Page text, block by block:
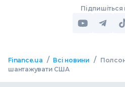
Підпишіться
Finance.ua / Всі новини /
шантажувати США